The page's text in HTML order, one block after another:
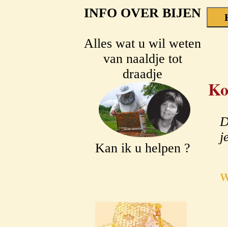
INFO OVER BIJEN
Alles wat u wil weten
van naaldje tot
draadje
Kan ik u helpen ?